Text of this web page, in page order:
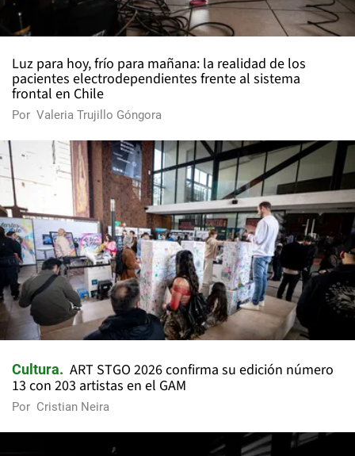
Luz para hoy, frío para mañana: la realidad de los
pacientes electrodependientes frente al sistema
frontal en Chile
Por Valeria Trujillo Góngora
Cultura
ART STGO 2026 confirma su edición número
13 con 203 artistas en el GAM
Por Cristian Neira